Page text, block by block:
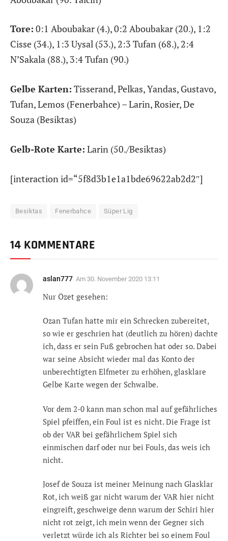
Tore: 0:1 Aboubakar (4.), 0:2 Aboubakar (20.), 1:2
Cisse (34.), 1:3 Uysal (53.), 2:3 Tufan (68.), 2:4
N’Sakala (88.), 3:4 Tufan (90.)
Gelbe Karten: Tisserand, Pelkas, Yandas, Gustavo,
Tufan, Lemos (Fenerbahce) – Larin, Rosier, De
Souza (Besiktas)
Gelb-Rote Karte: Larin (50./Besiktas)
[interaction id=“5f8d3b1e1a1bde69622ab2d2″]
Besiktas Fenerbahce Süper Lig
14 KOMMENTARE
aslan777 Am 30. November 2020 13:11
Nur Özet gesehen:
Ozan Tufan hatte mir ein Schrecken zubereitet,
so wie er geschrien hat (deutlich zu hören) dachte
ich, dass er sein Fuß gebrochen hat oder so. Dabei
war seine Absicht wieder mal das Konto der
unberechtigten Elfmeter zu erhöhen, glasklare
Gelbe Karte wegen der Schwalbe.
Vor dem 2-0 kann man schon mal auf gefährliches
Spiel pfeiffen, ein Foul ist es nicht. Die Frage ist
ob der VAR bei gefährlichem Spiel sich
einmischen darf oder nur bei Fouls, das weis ich
nicht.
Josef de Souza ist meiner Meinung nach Glasklar
Rot, ich weiß gar nicht warum der VAR hier nicht
eingreift, geschweige denn warum der Schiri hier
nicht rot zeigt, ich mein wenn der Gegner sich
verletzt würde ich als Richter bei so einem Foul